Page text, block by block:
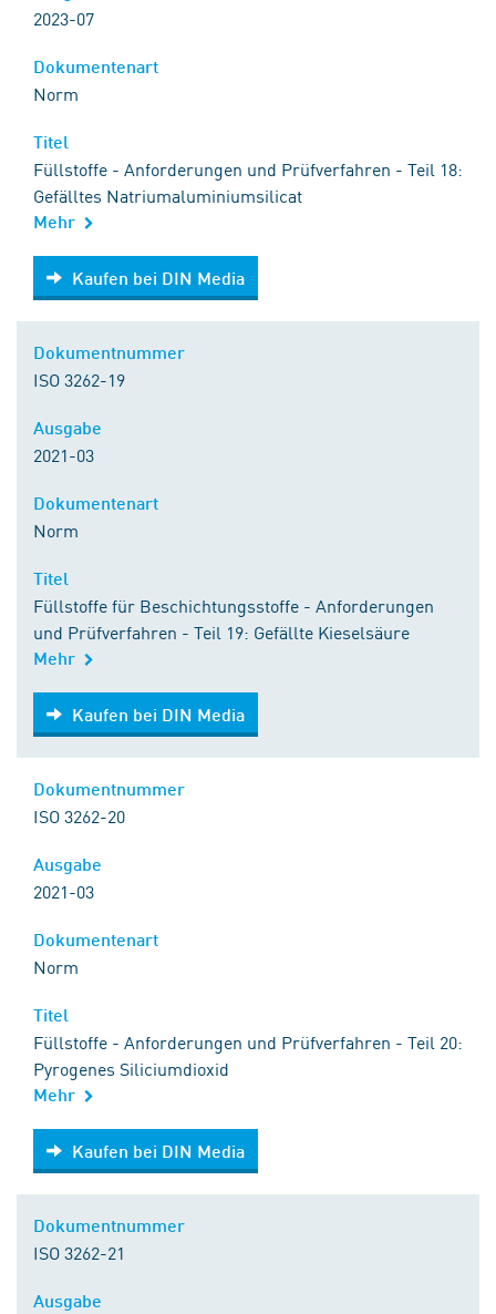
2023-07
Norm
Füllstoffe - Anforderungen und Prüfverfahren - Teil 18:
Gefälltes Natriumaluminiumsilicat
Mehr
Kaufen bei DIN Media
Kaufen bei DIN Media
ISO 3262-19
2021-03
Norm
Füllstoffe für Beschichtungsstoffe - Anforderungen
und Prüfverfahren - Teil 19: Gefällte Kieselsäure
Mehr
Kaufen bei DIN Media
Kaufen bei DIN Media
ISO 3262-20
2021-03
Norm
Füllstoffe - Anforderungen und Prüfverfahren - Teil 20:
Pyrogenes Siliciumdioxid
Mehr
Kaufen bei DIN Media
Kaufen bei DIN Media
ISO 3262-21